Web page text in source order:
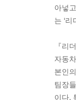
아넣
는 ‘
『리
자동
본인
팀장
이다.